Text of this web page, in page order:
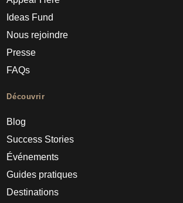
Ideas Fund
Nous rejoindre
Presse
FAQs
Découvrir
Blog
Success Stories
Événements
Guides pratiques
Destinations